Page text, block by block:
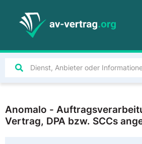
Anomalo -
Vertrag, DPA bzw. SCCs